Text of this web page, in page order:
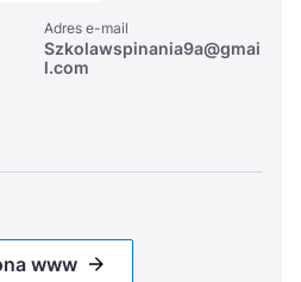
Adres e-mail
Szkolawspinania9a@gmai
l.com
www